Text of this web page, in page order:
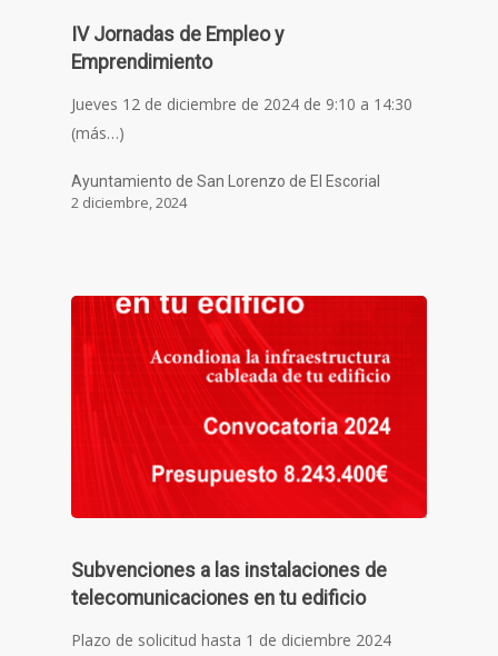
IV Jornadas de Empleo y
Emprendimiento
Jueves 12 de diciembre de 2024 de 9:10 a 14:30
(más…)
Ayuntamiento de San Lorenzo de El Escorial
2 diciembre, 2024
Subvenciones a las instalaciones de
telecomunicaciones en tu edificio
Plazo de solicitud hasta 1 de diciembre 2024